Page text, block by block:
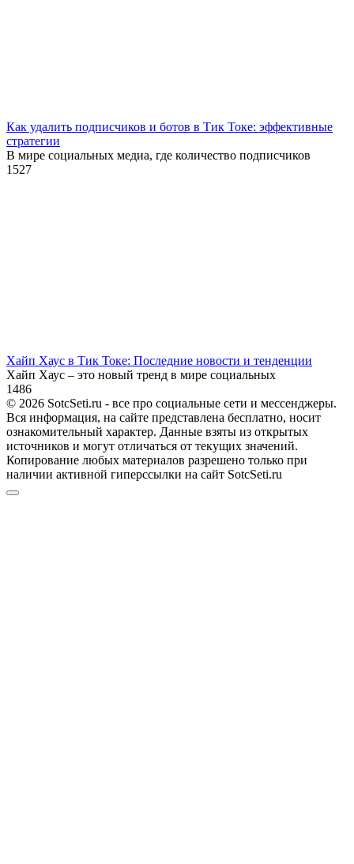
Как удалить подписчиков и ботов в Тик Токе: эффективные
стратегии
В мире социальных медиа, где количество подписчиков
1 527
Хайп Хаус в Тик Токе: Последние новости и тенденции
Хайп Хаус – это новый тренд в мире социальных
1486
© 2026 SotcSeti.ru - все про социальные сети и мессенджеры.
Вся информация, на сайте представлена бесплатно, носит
ознакомительный характер. Данные взяты из открытых
источников и могут отличаться от текущих значений.
Копирование любых материалов разрешено только при
наличии активной гиперссылки на сайт SotcSeti.ru